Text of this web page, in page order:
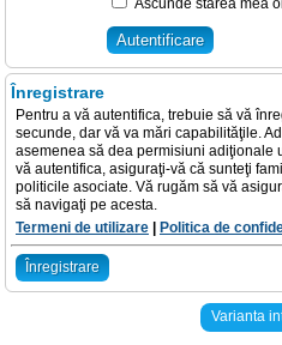
Ascunde starea mea
Înregistrare
Pentru a vă autentifica, trebuie să vă
secunde, dar vă va mări capabilităţile.
asemenea să dea permisiuni adiţionale
vă autentifica, asiguraţi-vă că sunteţi
politicile asociate. Vă rugăm să vă
să navigaţi pe acesta.
Termeni de utilizare
Politica de
Înregistrare
Varianta